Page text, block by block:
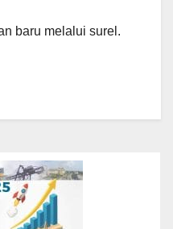
baru melalui surel.